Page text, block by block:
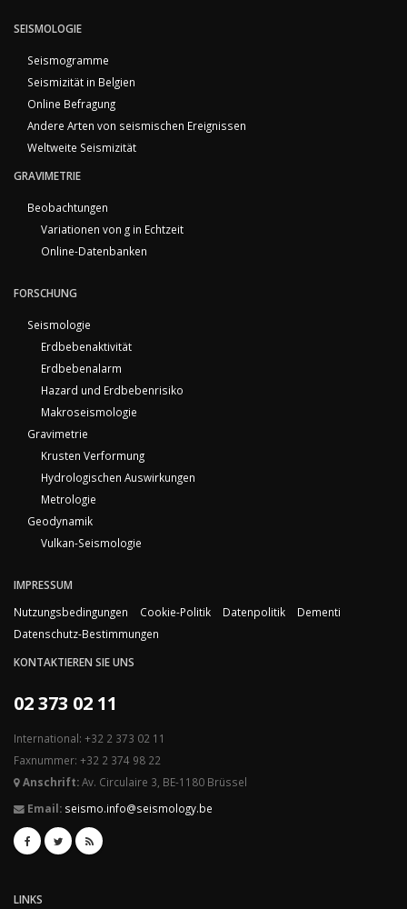
SEISMOLOGIE
Seismogramme
Seismizität in Belgien
Online Befragung
Andere Arten von seismischen Ereignissen
Weltweite Seismizität
GRAVIMETRIE
Beobachtungen
Variationen von g in Echtzeit
Online-Datenbanken
FORSCHUNG
Seismologie
Erdbebenaktivität
Erdbebenalarm
Hazard und Erdbebenrisiko
Makroseismologie
Gravimetrie
Krusten Verformung
Hydrologischen Auswirkungen
Metrologie
Geodynamik
Vulkan-Seismologie
IMPRESSUM
Nutzungsbedingungen
Cookie-Politik Datenpolitik
Dementi
Datenschutz-Bestimmungen
KONTAKTIEREN SIE UNS
02 373 02 11
International: +32 2 373 02 11
Faxnummer: +32 2 374 98 22
Anschrift:Av. Circulaire 3, BE-1180 Brüssel
Email: seismo.info@seismology.be
LINKS